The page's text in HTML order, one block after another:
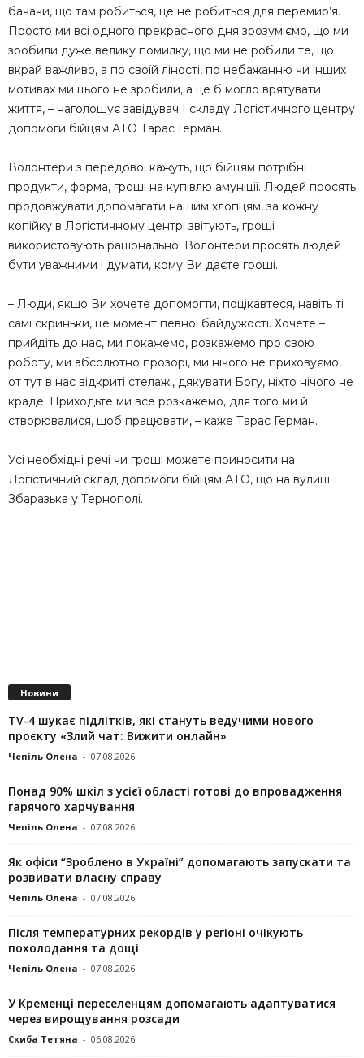
бачачи, що там робиться, це не робиться для перемир’я.
Просто ми всі одного прекрасного дня зрозуміємо, що ми
зробили дуже велику помилку, що ми не робили те, що
вкрай важливо, а по своїй ліності, по небажанню чи інших
мотивах ми цього не зробили, а це б могло врятувати
життя, – наголошує завідувач І складу Логістичного центру
допомоги бійцям АТО Тарас Герман.
Волонтери з передової кажуть, що бійцям потрібні
продукти, форма, гроші на купівлю амуніції. Людей просять
продовжувати допомагати нашим хлопцям, за кожну
копійку в Логістичному центрі звітують, гроші
використовують раціонально. Волонтери просять людей
бути уважними і думати, кому Ви даєте гроші.
– Люди, якщо Ви хочете допомогти, поцікавтеся, навіть ті
самі скриньки, це момент певної байдужості. Хочете –
прийдіть до нас, ми покажемо, розкажемо про свою
роботу, ми абсолютно прозорі, ми нічого не приховуємо,
от тут в нас відкриті стелажі, дякувати Богу, ніхто нічого не
краде. Приходьте ми все розкажемо, для того ми й
створювалися, щоб працювати, – каже Тарас Герман.
Усі необхідні речі чи гроші можете приносити на
Логістичний склад допомоги бійцям АТО, що на вулиці
Збаразька у Тернополі.
Новини
TV-4 шукає підлітків, які стануть ведучими нового
проєкту «Злий чат: Вижити онлайн»
Чепіль Олена - 07.08.2026
Понад 90% шкіл з усієї області готові до впровадження
гарячого харчування
Чепіль Олена - 07.08.2026
Як офіси “Зроблено в Україні” допомагають запускaти та
розвивати власну справу
Чепіль Олена - 07.08.2026
Після температурних рекордів у регіоні очікують
похолодання та дощі
Чепіль Олена - 07.08.2026
У Кременці переселенцям допомагають адаптуватися
через вирощування розсади
Скиба Тетяна - 06.08.2026